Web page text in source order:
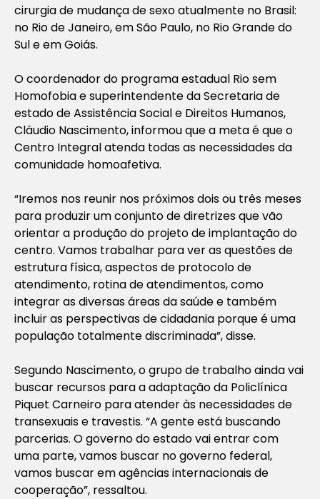
cirurgia de mudança de sexo atualmente no Brasil:
no Rio de Janeiro, em São Paulo, no Rio Grande do
Sul e em Goiás.
O coordenador do programa estadual Rio sem
Homofobia e superintendente da Secretaria de
estado de Assistência Social e Direitos Humanos,
Cláudio Nascimento, informou que a meta é que o
Centro Integral atenda todas as necessidades da
comunidade homoafetiva.
“Iremos nos reunir nos próximos dois ou três meses
para produzir um conjunto de diretrizes que vão
orientar a produção do projeto de implantação do
centro. Vamos trabalhar para ver as questões de
estrutura física, aspectos de protocolo de
atendimento, rotina de atendimentos, como
integrar as diversas áreas da saúde e também
incluir as perspectivas de cidadania porque é uma
população totalmente discriminada”, disse.
Segundo Nascimento, o grupo de trabalho ainda vai
buscar recursos para a adaptação da Policlínica
Piquet Carneiro para atender às necessidades de
transexuais e travestis. “A gente está buscando
parcerias. O governo do estado vai entrar com
uma parte, vamos buscar no governo federal,
vamos buscar em agências internacionais de
cooperação”, ressaltou.